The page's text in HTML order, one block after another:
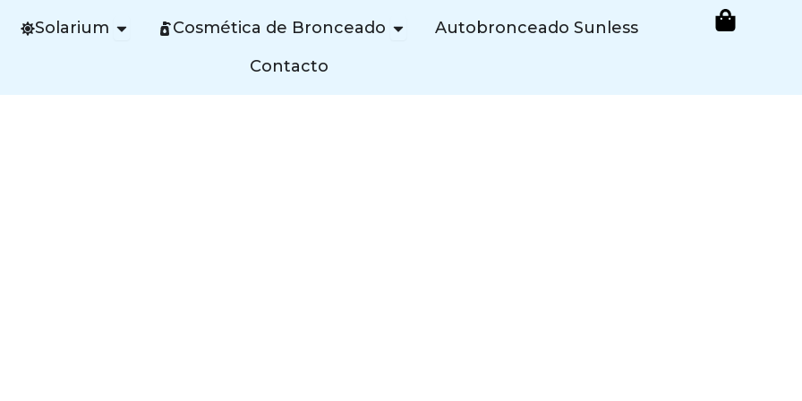
Solarium Open SolariumCosmética de Bronceado Open Cosmética de Bronceado
Autobronceado Sunless
Contacto